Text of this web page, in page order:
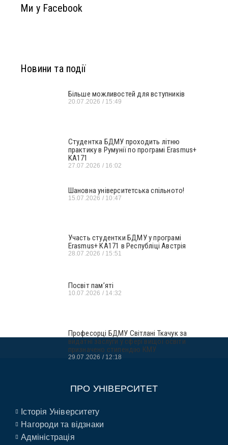
Ми у Facebook
Новини та події
Більше можливостей для вступників
20.07.2026 15:49
Студентка БДМУ проходить літню
практику в Румунії по програмі Erasmus+
KA171
27.07.2026 16:02
Шановна університетська спільното!
15.07.2026 10:47
Участь студентки БДМУ у програмі
Erasmus+ KA171 в Республіці Австрія
28.07.2026 15:51
Посвіт пам’яті
10.07.2026 14:32
Професорці БДМУ Світлані Ткачук за
видатні заслуги у сфері вищої освіти
призначено стипендію КМУ
29.07.2026 12:18
ПРО УНІВЕРСИТЕТ
Історія Університету
Нагороди та відзнаки
Адміністрація